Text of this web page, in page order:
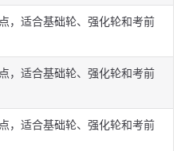
，适合基础轮、强化轮和考前
，适合基础轮、强化轮和考前
，适合基础轮、强化轮和考前